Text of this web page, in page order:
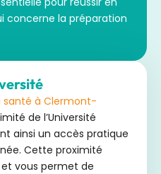
concerne la préparation
santé à Clermont-
de l’Université
ainsi un accès pratique
Cette proximité
vous permet de